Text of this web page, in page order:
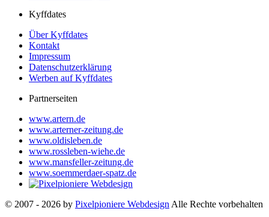
Kyffdates
Über Kyffdates
Kontakt
Impressum
Datenschutzerklärung
Werben auf Kyffdates
Partnerseiten
www.artern.de
www.arterner-zeitung.de
www.oldisleben.de
www.rossleben-wiehe.de
www.mansfeller-zeitung.de
www.soemmerdaer-spatz.de
© 2007 - 2026 by Pixelpioniere Webdesign Alle Rechte vorbehalten